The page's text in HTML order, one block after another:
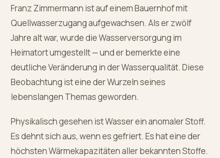
Franz Zimmermann ist auf einem Bauernhof mit
Quellwasserzugang aufgewachsen. Als er zwölf
Jahre alt war, wurde die Wasserversorgung im
Heimatort umgestellt — und er bemerkte eine
deutliche Veränderung in der Wasserqualität. Diese
Beobachtung ist eine der Wurzeln seines
lebenslangen Themas geworden.
Physikalisch gesehen ist Wasser ein anomaler Stoff.
Es dehnt sich aus, wenn es gefriert. Es hat eine der
höchsten Wärmekapazitäten aller bekannten Stoffe.